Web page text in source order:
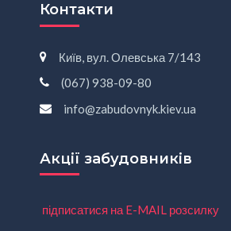
Контакти
Київ, вул. Олевська 7/143
(067) 938-09-80
info@zabudovnyk.kiev.ua
Акції забудовників
підписатися на E-MAIL розсилку